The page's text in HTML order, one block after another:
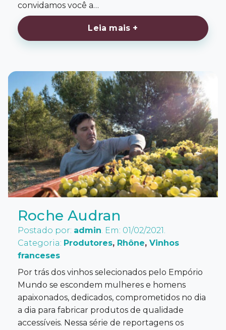
convidamos você a…
Leia mais +
Roche Audran
Postado por: admin. Em: 01/02/2021.
Categoria: Produtores, Rhône, Vinhos
franceses
Por trás dos vinhos selecionados pelo Empório
Mundo se escondem mulheres e homens
apaixonados, dedicados, comprometidos no dia
a dia para fabricar produtos de qualidade
accessíveis. Nessa série de reportagens os